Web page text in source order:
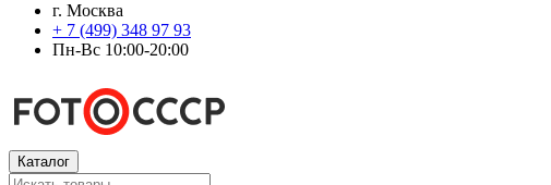
г. Москва
+ 7 (499) 348 97 93
Пн-Вс 10:00-20:00
Каталог